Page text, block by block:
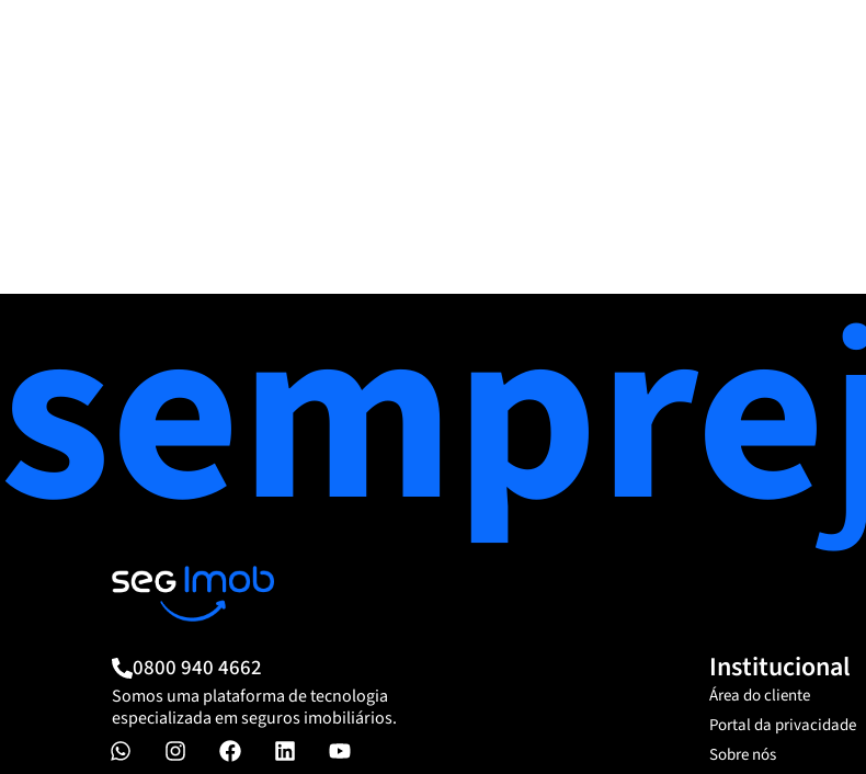
sempre
0800 940 4662
Somos uma plataforma de tecnologia
especializada em seguros imobiliários.
Institucional
Área do cliente
Portal da privacidade
Sobre nós